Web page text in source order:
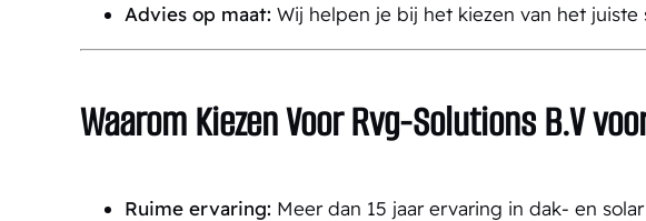
Advies op maat: Wij helpen je bij het kiezen van het juiste
Waarom Kiezen Voor Rvg-Solutions B.V
Ruime ervaring: Meer dan 15 jaar ervaring in dak- en